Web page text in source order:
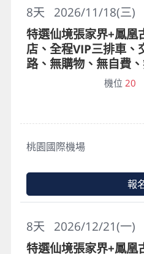
2026/11/18(三)
8天
特選仙境張家界+鳳凰
店、全程VIP三排車、
路、無購物、無自費
機位 20
桃園國際機場
報
2026/12/21(一)
8天
特選仙境張家界+鳳凰